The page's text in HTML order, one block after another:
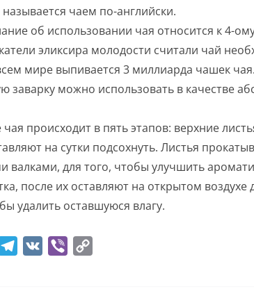
чаем по-английски.
об использовании чая относится к 4-
эликсира молодости считали чай
мире выпивается 3 миллиарда чашек
заварку можно использовать в качестве
происходит в пять этапов: верхние
на сутки подсохнуть. Листья
валками, для того, чтобы улучшить
после их оставляют на открытом воздухе
удалить оставшуюся влагу.